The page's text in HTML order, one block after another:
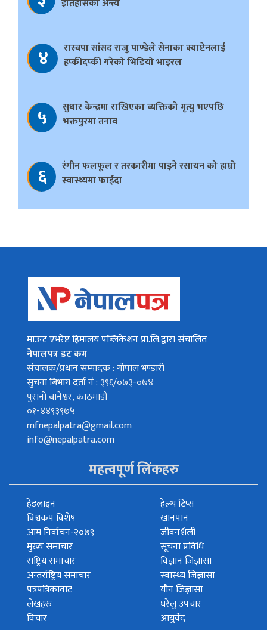
४
रास्वपा सांसद राजु पाण्डेले सेनाका क्याप्टेनलाई
हप्कीदप्की गरेको भिडियो भाइरल
५
सुधार केन्द्रमा राखिएका व्यक्तिको मृत्यु भएपछि
भक्तपुरमा तनाव
६
रंगीन फलफूल र तरकारीमा पाइने रसायन को हाम्रो
स्वास्थ्यमा फाईदा
माउन्ट एभरेष्ट हिमालय पब्लिकेशन प्रा.लि.द्वारा संचालित
नेपालपत्र डट कम
संचालक/प्रधान सम्पादक : गोपाल भण्डारी
सुचना बिभाग दर्ता नं : ३९६/०७३-०७४
पुरानो बानेश्वर, काठमाडौं
०१-४४९३९७५
mfnepalpatra@gmail.com
info@nepalpatra.com
महत्वपूर्ण लिंकहरु
हेडलाइन
विश्वकप विशेष
आम निर्वाचन-२०७९
मुख्य समाचार
राष्ट्रिय समाचार
अन्तर्राष्ट्रिय समाचार
पत्रपत्रिकावाट
लेखहरु
विचार
हेल्थ टिप्स
खानपान
जीवनशैली
सूचना प्रविधि
विज्ञान जिज्ञासा
स्वास्थ्य जिज्ञासा
यौन जिज्ञासा
घरेलु उपचार
आयुर्वेद